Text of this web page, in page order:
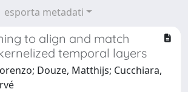
esporta metadati
to align and match
temporal layers
Douze, Matthijs; Cucchiara,